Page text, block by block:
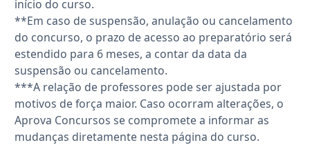
início do curso.
**Em caso de suspensão, anulação ou cancelamento
do concurso, o prazo de acesso ao preparatório será
estendido para 6 meses, a contar da data da
suspensão ou cancelamento.
***A relação de professores pode ser ajustada por
motivos de força maior. Caso ocorram alterações, o
Aprova Concursos se compromete a informar as
mudanças diretamente nesta página do curso.